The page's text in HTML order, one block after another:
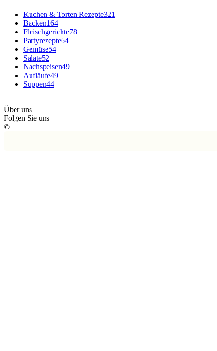
Kuchen & Torten Rezepte321
Backen164
Fleischgerichte78
Partyrezepte64
Gemüse54
Salate52
Nachspeisen49
Aufläufe49
Suppen44
Über uns
Folgen Sie uns
©